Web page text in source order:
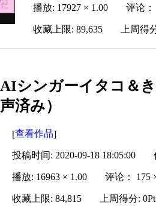
播放: 17927 × 1.00 评论：
收藏上限: 89,635 上周得
AIシンガーイタコ＆
声済み）
[查看作品]
投稿时间: 2020-09-18 18:05:00
播放: 16963 × 1.00 评论： 175
收藏上限: 84,815 上周得分: